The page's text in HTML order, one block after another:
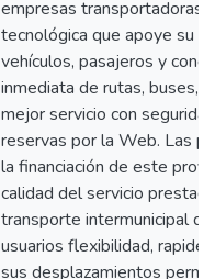
empresas transportadoras
tecnológica que apoye su
vehículos, pasajeros y
inmediata de rutas, buses,
mejor servicio con
reservas por la Web. Las
la financiación de este
calidad del servicio
transporte intermunicipal
usuarios flexibilidad,
sus desplazamientos